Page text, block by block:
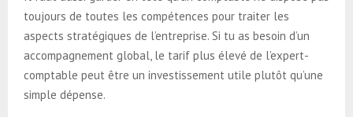
toujours de toutes les compétences pour traiter les
aspects stratégiques de l’entreprise. Si tu as besoin d’un
accompagnement global, le tarif plus élevé de l’expert-
comptable peut être un investissement utile plutôt qu’une
simple dépense.